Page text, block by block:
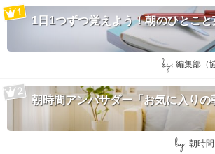
1日1つずつ覚えよう！朝のひとこ
by: 編集部（
朝時間アンバサダー「お気に入りの
by: 朝時